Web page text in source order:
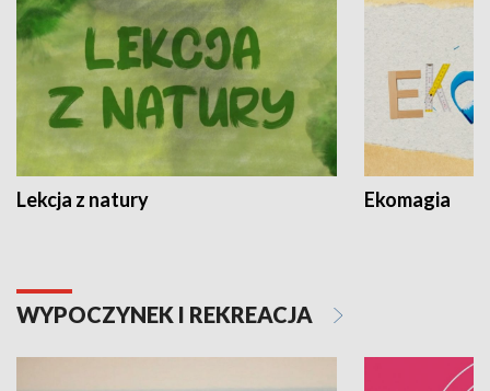
Lekcja z natury Ekomagia
WYPOCZYNEK I REKREACJA